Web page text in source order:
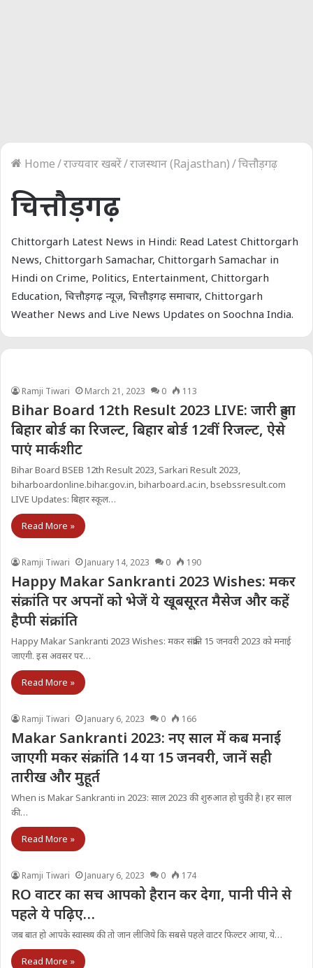
Home/राज्यवार खबरें/राजस्थान (Rajasthan)/चित्तौड़गढ़
चित्तौड़गढ़
Chittorgarh Latest News in Hindi: Read Latest Chittorgarh
News, Chittorgarh Samachar, Chittorgarh Samachar in
Hindi on Crime, Politics, Entertainment, Chittorgarh
Education, चित्तौड़गढ़ न्यूज़, चित्तौड़गढ़ समाचार, Chittorgarh
Weather News and Live News Updates on Soochna India.
Ramji Tiwari March 21, 2023 0 113
Bihar Board 12th Result 2023 LIVE: जारी हुआ
बिहार बोर्ड का रिजल्ट, बिहार बोर्ड 12वीं रिजल्ट, ऐसे
पाएं मार्कशीट
Bihar Board BSEB 12th Result 2023, Sarkari Result 2023,
biharboardonline.bihar.gov.in, biharboard.ac.in, bsebssresult.com
LIVE Updates: बिहार स्कूल…
Read More »
Ramji Tiwari January 14, 2023 0 190
Happy Makar Sankranti 2023 Wishes: मकर
संक्रांति पर अपनों को भेजें ये खूबसूरत मैसेज और कहें
हैप्पी संक्रांति
Happy Makar Sankranti 2023 Wishes: मकर संक्रांति 15 जनवरी 2023 को मनाई
जाएगी. इस अवसर पर…
Read More »
Ramji Tiwari January 6, 2023 0 166
Makar Sankranti 2023: नए साल में कब मनाई
जाएगी मकर संक्रांति 14 या 15 जनवरी, जानें सही
तारीख और मुहूर्त
When is Makar Sankranti in 2023: साल 2023 की शुरुआत हो चुकी है। हर साल
की…
Read More »
Ramji Tiwari January 6, 2023 0 174
RO वाटर का सच आपको हैरान कर देगा, पानी पीने से
पहले ये पढ़िए…
जब बात हो आपके स्वास्थ्य की तो जान लीजिये कि सबसे पहले वाटर फिल्टर आया, ये…
Read More »